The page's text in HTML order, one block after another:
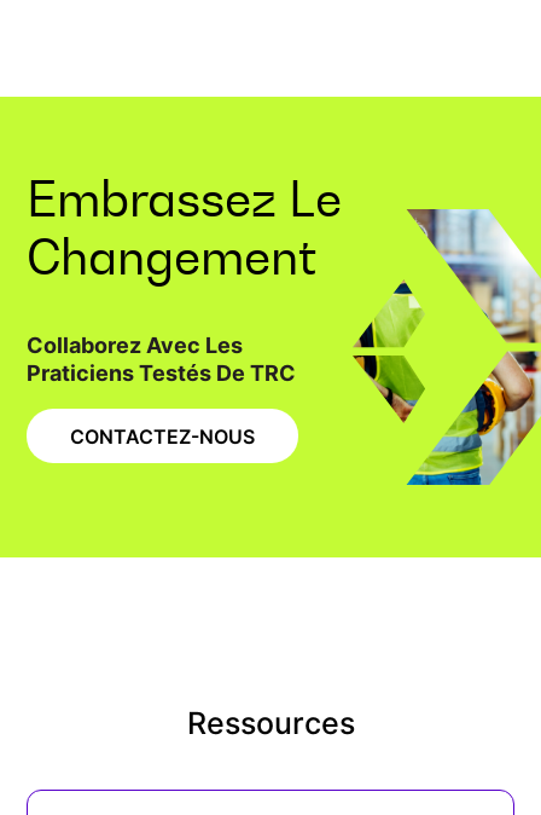
Embrassez Le
Changement
Collaborez Avec Les
Praticiens Testés De TRC
CONTACTEZ-NOUS
Ressources